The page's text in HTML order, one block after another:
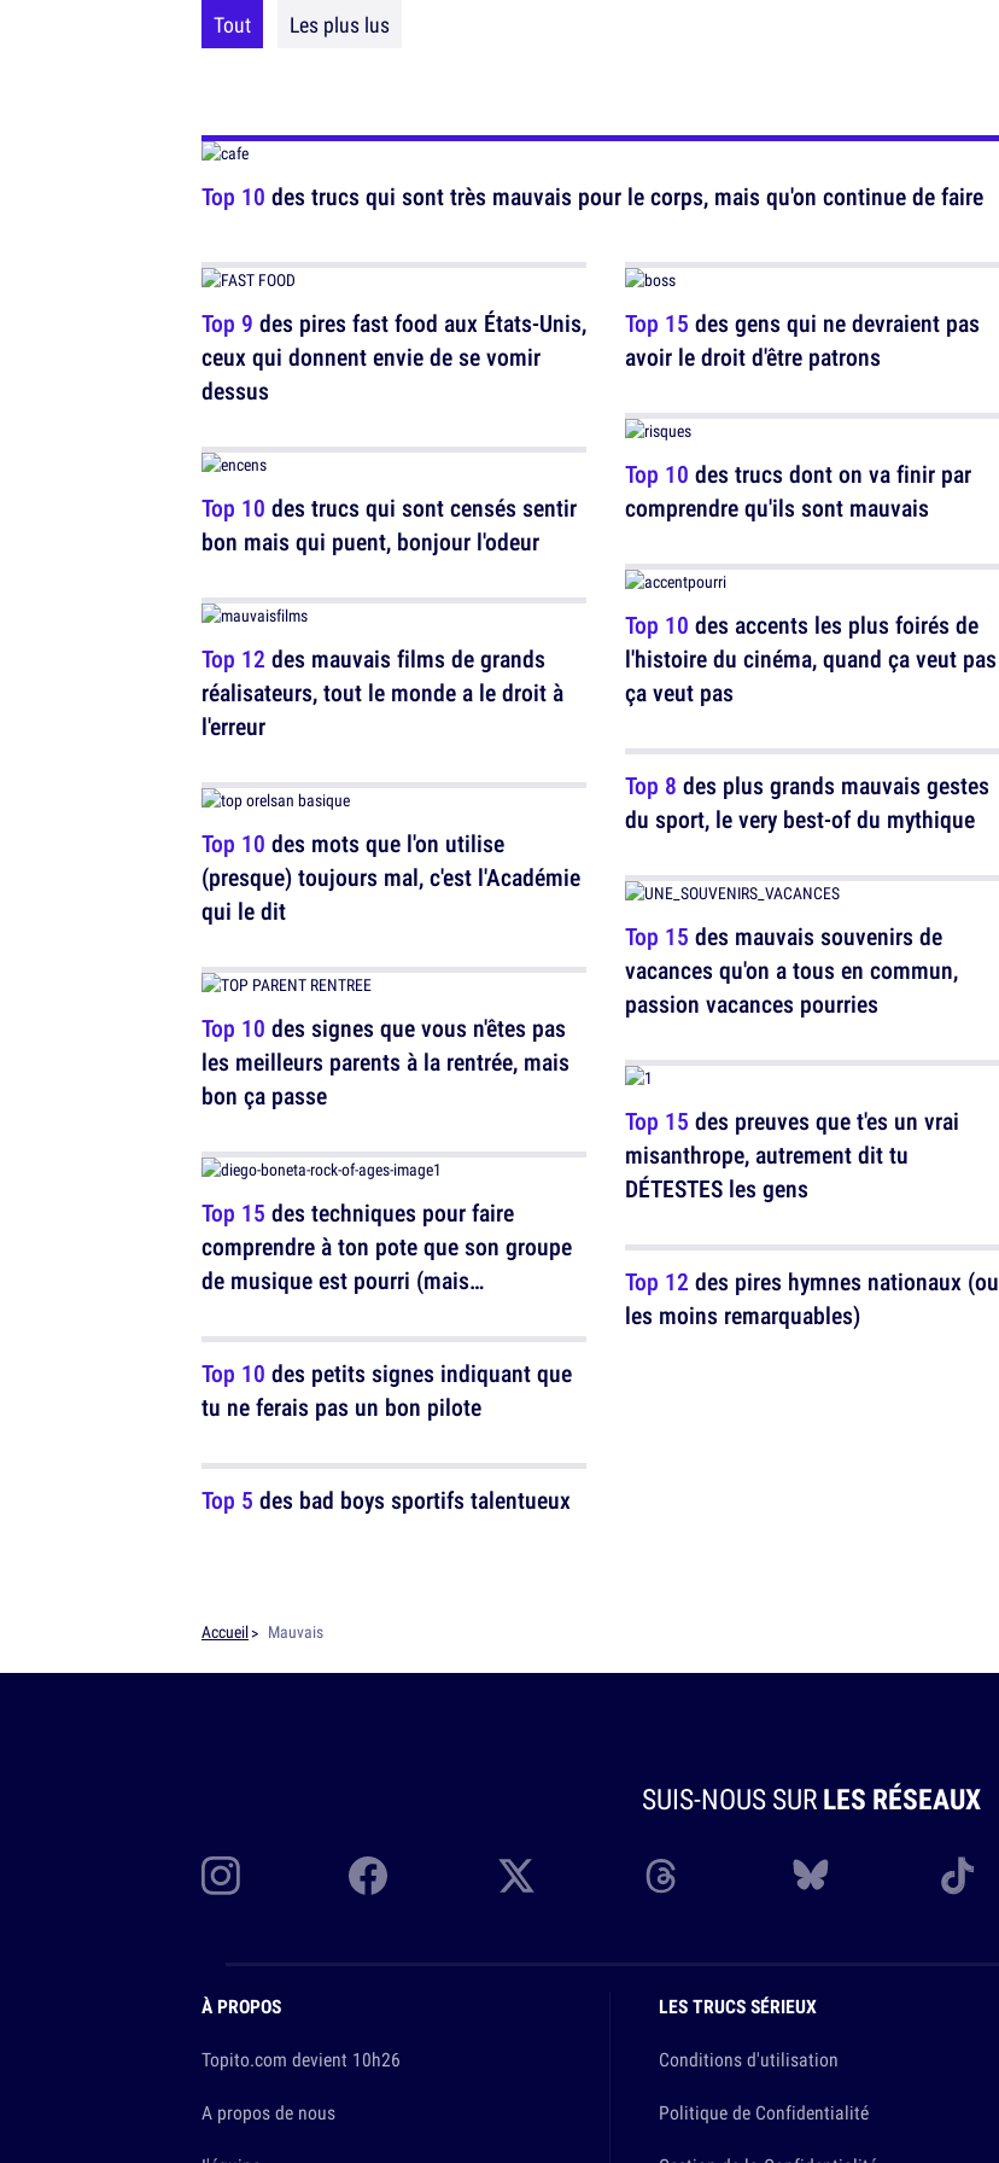
Tout Les plus lus
Top 10 des trucs qui sont très mauvais pour le corps, mais qu'on continue de faire
Top 9 des pires fast food aux États-Unis,
ceux qui donnent envie de se vomir
dessus
Top 10 des trucs qui sont censés sentir
bon mais qui puent, bonjour l'odeur
Top 12 des mauvais films de grands
réalisateurs, tout le monde a le droit à
l'erreur
Top 10 des mots que l'on utilise
(presque) toujours mal, c'est l'Académie
qui le dit
Top 10 des signes que vous n'êtes pas
les meilleurs parents à la rentrée, mais
bon ça passe
Top 15 des techniques pour faire
comprendre à ton pote que son groupe
de musique est pourri (mais
Top 10 des petits signes indiquant que
tu ne ferais pas un bon pilote
Top 5 des bad boys sportifs talentueux
Top 15 des gens qui ne devraient pas
avoir le droit d'être patrons
Top 10 des trucs dont on va finir par
comprendre qu'ils sont mauvais
Top 10 des accents les plus foirés de
l'histoire du cinéma, quand ça veut pas
ça veut pas
Top 8 des plus grands mauvais gestes
du sport, le very best-of du mythique
Top 15 des mauvais souvenirs de
vacances qu'on a tous en commun,
passion vacances pourries
Top 15 des preuves que t'es un vrai
misanthrope, autrement dit tu
DÉTESTES les gens
Top 12 des pires hymnes nationaux (ou
les moins remarquables)
Accueil Mauvais
SUIS-NOUS SURLES RÉSEAUX
À PROPOS
Topito.com devient 10h26
A propos de nous
LES TRUCS SÉRIEUX
Conditions d'utilisation
Politique de Confidentialité